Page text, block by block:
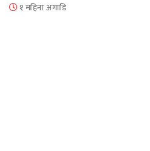
१ महिना अगाडि